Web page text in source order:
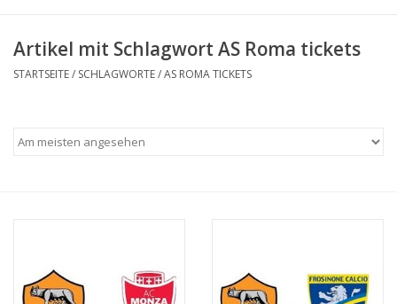
Frankreich
Artikel mit Schlagwort AS Roma tickets
STARTSEITE/ SCHLAGWORTE/AS ROMA TICKETS